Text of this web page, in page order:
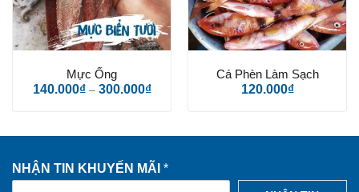
Mực Ống
140.000₫– 300.000₫
Cá Phèn Làm Sạch
120.000₫
NHẬN TIN KHUYẾN MÃI *